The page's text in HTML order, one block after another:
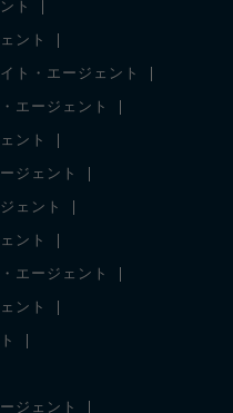
ト
ント
ト・エージェント
エージェント
ント
ジェント
ェント
ント
エージェント
ント
ジェント